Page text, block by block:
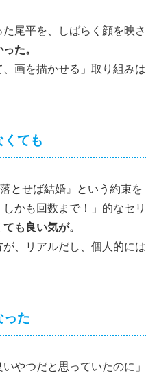
尾平を、しばらく顔を映さ
た。
画を描かせる」取り組みは
ても
とせば結婚』という約束を
かも回数まで！」的なセリ
も良い気が。
、リアルだし、個人的には
た
やつだと思っていたのに」